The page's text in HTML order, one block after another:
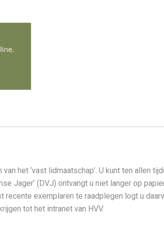
het ‘vast lidmaatschap’. U kunt ten allen
Jager’ (DVJ) ontvangt u niet langer op
recente exemplaren te raadplegen logt u
tot het intranet van HVV.